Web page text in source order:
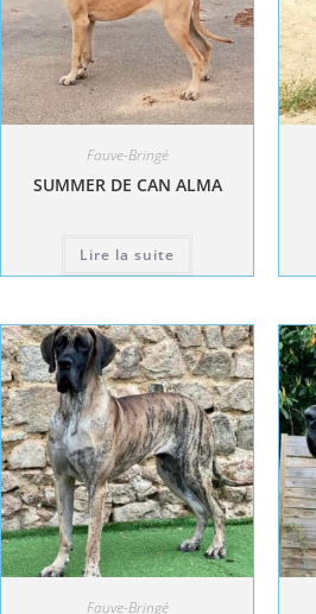
Fauve-Bringé
SUMMER DE CAN ALMA
Lire la suite
Fauve-Bringé